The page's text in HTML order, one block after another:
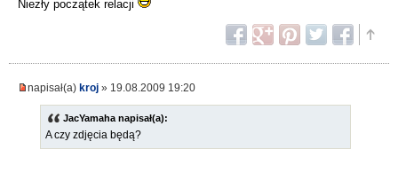
Niezły początek relacji
napisał(a) kroj » 19.08.2009 19:20
JacYamaha napisał(a):
A czy zdjęcia będą?